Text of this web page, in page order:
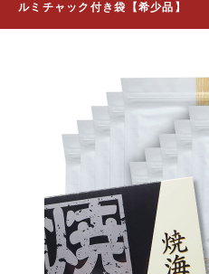
ルミチャック付き袋【希少品】